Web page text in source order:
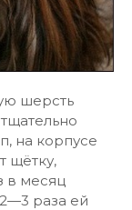
шерсть
на корпусе
щётку,
в месяц
раза ей